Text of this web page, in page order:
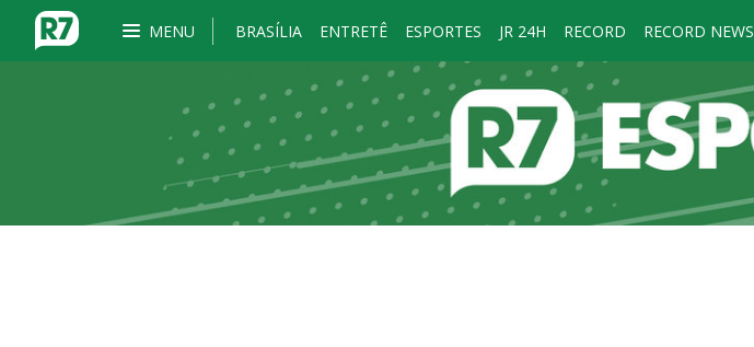
MENU BRASÍLIA ENTRETÊ ESPORTES JR 24H RECORD RECORD NEWS